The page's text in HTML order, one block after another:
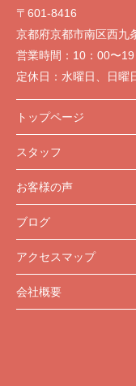
〒601-8416
京都府京都市南区西九
営業時間： 10：00〜
定休日： 水曜日、日曜
トップページ
スタッフ
お客様の声
ブログ
アクセスマップ
会社概要